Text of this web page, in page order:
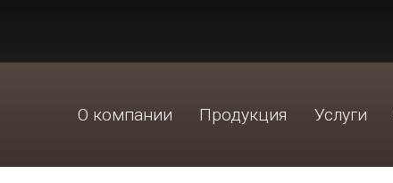
О компании Продукция Услуги